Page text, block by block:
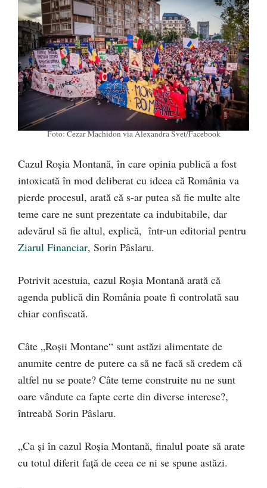
Foto: Cezar Machidon via Alexandra Svet/Facebook
Cazul Roşia Montană, în care opinia publică a fost
intoxicată în mod deliberat cu ideea că România va
pierde procesul, arată că s-ar putea să fie multe alte
teme care ne sunt prezentate ca indubitabile, dar
adevărul să fie altul, explică, într-un editorial pentru
Ziarul Financiar, Sorin Pâslaru.
Potrivit acestuia, cazul Roşia Montană arată că
agenda publică din România poate fi controlată sau
chiar confiscată.
Câte „Roşii Montane“ sunt astăzi alimentate de
anumite centre de putere ca să ne facă să credem că
altfel nu se poate? Câte teme construite nu ne sunt
oare vândute ca fapte certe din diverse interese?,
întreabă Sorin Pâslaru.
„Ca şi în cazul Roşia Montană, finalul poate să arate
cu totul diferit faţă de ceea ce ni se spune astăzi.